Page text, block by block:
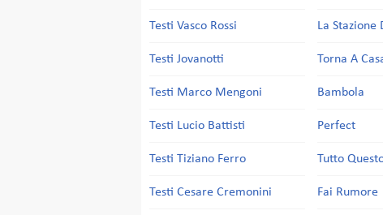
Testi Vasco Rossi
Testi Jovanotti
Testi Marco Mengoni
Testi Lucio Battisti
Testi Tiziano Ferro
Testi Cesare Cremonini
La Stazione
Torna A
Bambola
Perfect
Tutto
Fai Rumore